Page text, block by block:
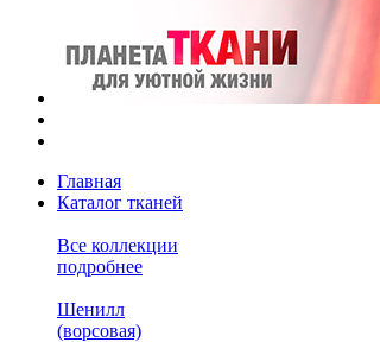
Главная
Каталог тканей
Все коллекции
подробнее
Шенилл
(ворсовая)